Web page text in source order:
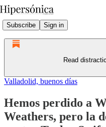
Subscribe Sign in
Read
Valladolid, buenos días
Hemos perdido a
Weathers, pero la